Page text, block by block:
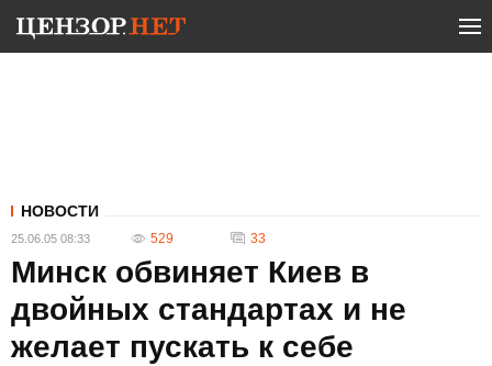
НОВОСТИ
25.06.05 08:33 529 33
Минск обвиняет Киев в
двойных стандартах и не
желает пускать к себе